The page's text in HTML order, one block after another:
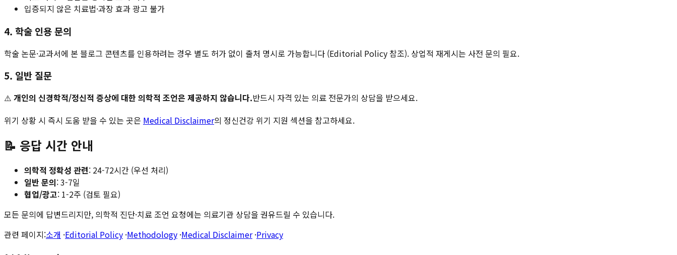
입증되지 않은 치료법·과장 효과 광고 불가
4. 학술 인용 문의
학술 논문·교과서에 본 블로그 콘텐츠를 인용하려는 경우 별도 허가 없이 출처 명시로 가능합니다 (Editorial Policy 참조). 상업적 재게시는 사전 문의 필요.
5. 일반 질문
⚠️ 개인의 신경학적/정신적 증상에 대한 의학적 조언은 제공하지 않습니다.반드시 자격 있는 의료 전문가의 상담을 받으세요.
위기 상황 시 즉시 도움 받을 수 있는 곳은 Medical Disclaimer의 정신건강 위기 지원 섹션을 참고하세요.
📝 응답 시간 안내
의학적 정확성 관련: 24-72시간 (우선 처리)
일반 문의: 3-7일
협업/광고: 1-2주 (검토 필요)
모든 문의에 답변드리지만, 의학적 진단·치료 조언 요청에는 의료기관 상담을 권유드릴 수 있습니다.
관련 페이지:소개 ·Editorial Policy ·Methodology ·Medical Disclaimer·Privacy